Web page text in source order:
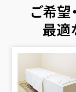
ご希望
最適